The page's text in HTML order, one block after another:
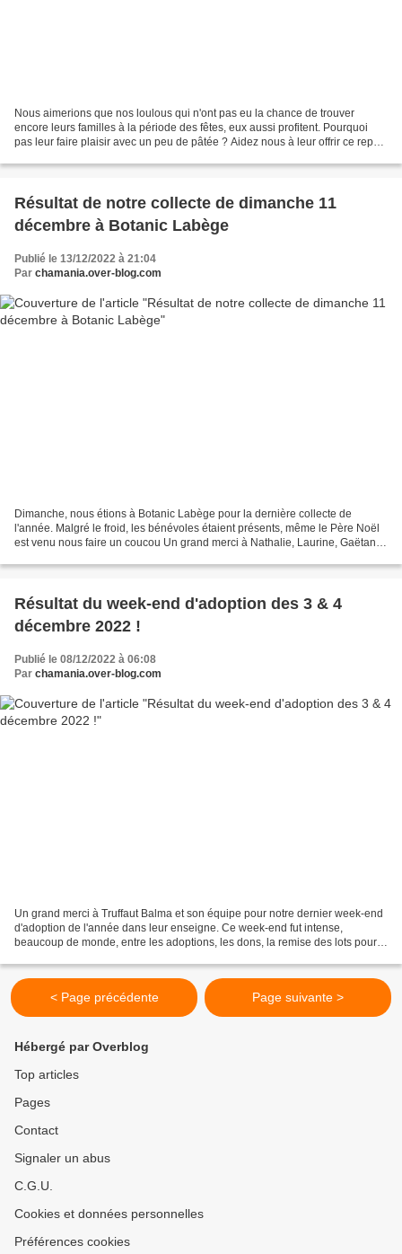
Nous aimerions que nos loulous qui n'ont pas eu la chance de trouver
encore leurs familles à la période des fêtes, eux aussi profitent. Pourquoi
pas leur faire plaisir avec un peu de pâtée ? Aidez nous à leur offrir ce repas
Résultat de notre collecte de dimanche 11
décembre à Botanic Labège
Publié le 13/12/2022 à 21:04
Par chamania.over-blog.com
Dimanche, nous étions à Botanic Labège pour la dernière collecte de
l'année. Malgré le froid, les bénévoles étaient présents, même le Père Noël
est venu nous faire un coucou Un grand merci à Nathalie, Laurine, Gaëtan,
Résultat du week-end d'adoption des 3 & 4
décembre 2022 !
Publié le 08/12/2022 à 06:08
Par chamania.over-blog.com
Un grand merci à Truffaut Balma et son équipe pour notre dernier week-end
d'adoption de l'année dans leur enseigne. Ce week-end fut intense,
beaucoup de monde, entre les adoptions, les dons, la remise des lots pour
< Page précédente Page suivante >
Hébergé par Overblog
Top articles
Pages
Contact
Signaler un abus
C.G.U.
Cookies et données personnelles
Préférences cookies